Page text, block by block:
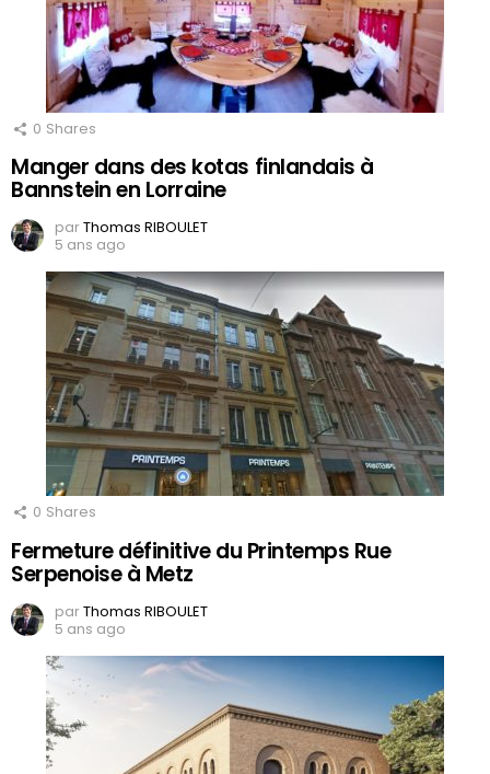
0 Shares
Manger dans des kotas finlandais à
Bannstein en Lorraine
parThomas RIBOULET
5 ans ago
0 Shares
Fermeture définitive du Printemps Rue
Serpenoise à Metz
parThomas RIBOULET
5 ans ago